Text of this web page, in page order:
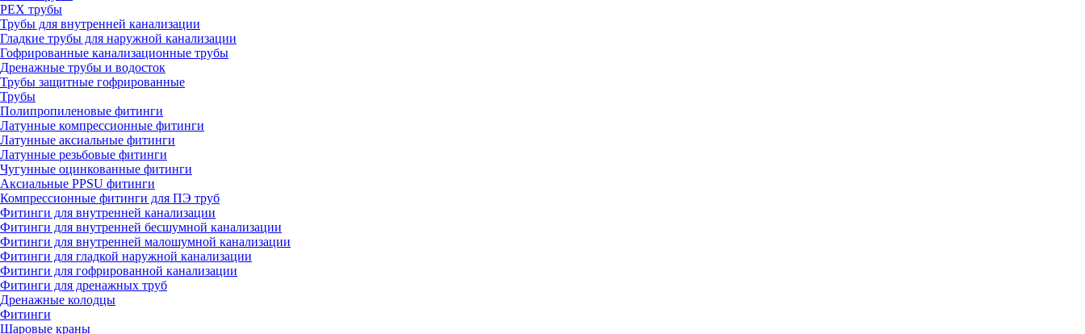
PEX трубы
Трубы для внутренней канализации
Гладкие трубы для наружной канализации
Гофрированные канализационные трубы
Дренажные трубы и водосток
Трубы защитные гофрированные
Трубы
Полипропиленовые фитинги
Латунные компрессионные фитинги
Латунные аксиальные фитинги
Латунные резьбовые фитинги
Чугунные оцинкованные фитинги
Аксиальные PPSU фитинги
Компрессионные фитинги для ПЭ труб
Фитинги для внутренней канализации
Фитинги для внутренней бесшумной канализации
Фитинги для внутренней малошумной канализации
Фитинги для гладкой наружной канализации
Фитинги для гофрированной канализации
Фитинги для дренажных труб
Дренажные колодцы
Фитинги
Шаровые краны